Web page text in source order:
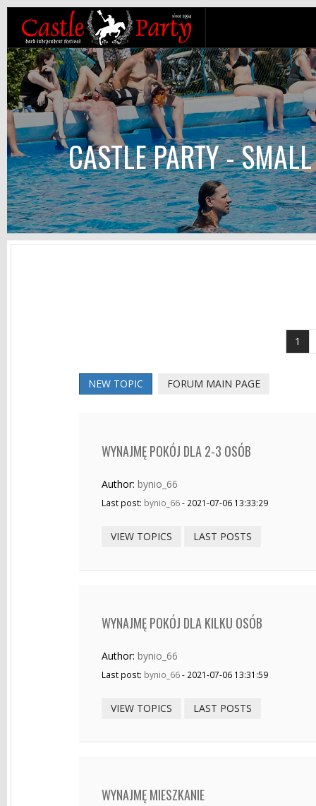
CASTLE PARTY -
1
NEW TOPIC FORUM MAIN PAGE
WYNAJMĘ POKÓJ DLA 2-3 OSÓB
Author: bynio_66
Last post: bynio_66- 2021-07-06 13:33:29
VIEW TOPICS LAST POSTS
WYNAJMĘ POKÓJ DLA KILKU OSÓB
Author: bynio_66
Last post: bynio_66- 2021-07-06 13:31:59
VIEW TOPICS LAST POSTS
WYNAJMĘ MIESZKANIE